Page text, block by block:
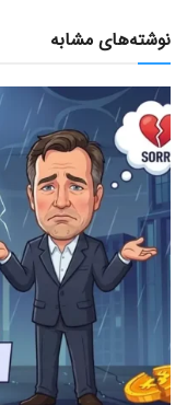
نوشته‌های مشابه